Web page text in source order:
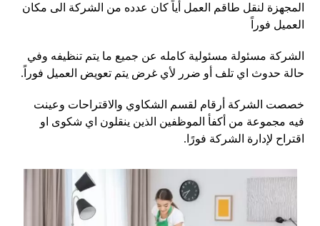
المجهزة لنقل طاقم العمل أياً كان عدده من الشركة الى مكان
العميل فوراً
الشركة مسئولة مسئولية كامله عن جميع ما يتم تنظيفه وفي
حالة حدوث اي تلف أو ضرر لأي غرض يتم تعويض العميل فوراً.
خصصت الشركة أرقام لقسم الشكاوي والاقتراحات وعينت
فيه مجموعة من أكفأ الموظفين الذين ينقلون اي شكوى او
اقتراح لإدارة الشركة فورًا.